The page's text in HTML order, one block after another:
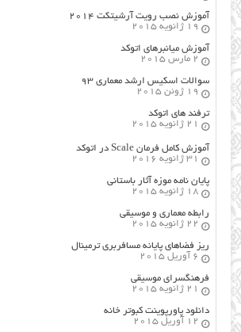
آموزش نصب رویت آرشیتکت ۲۰۱۴
19 ژانویه 2015
آموزش میانبرهای اتوکد
2 مارس 2015
سوالات اسکیس ارشد معماری ۹۳
19 ژوئن 2015
ترفند های اتوکد
21 ژانویه 2015
آموزش کامل فرمان Scale در اتوکد
31 ژانویه 2016
پایان نامه موزه آثار باستانی
18 ژانویه 2015
رابطه معماری و موسیقی
22 ژانویه 2015
ریز فضاهای پایانه مسافربری ترمینال
6 آوریل 2015
فرهنگسراي موسيقي
21 ژانویه 2015
دانلود پاورپوینت کبوتر خانه
12 آوریل 2015